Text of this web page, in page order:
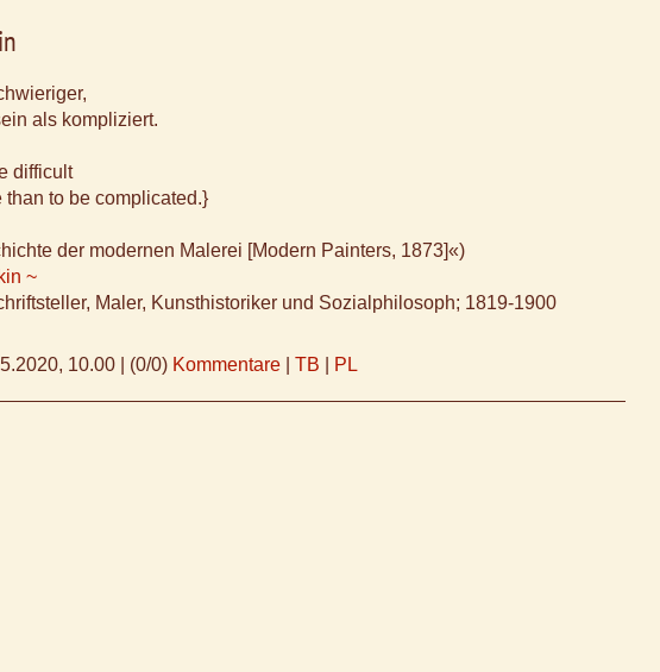
als kompliziert.
difficult
than to be complicated.}
der modernen Malerei [Modern Painters, 1873]«)
~
Maler, Kunsthistoriker und Sozialphilosoph; 1819-1900
10.00 (0/0) Kommentare TB PL